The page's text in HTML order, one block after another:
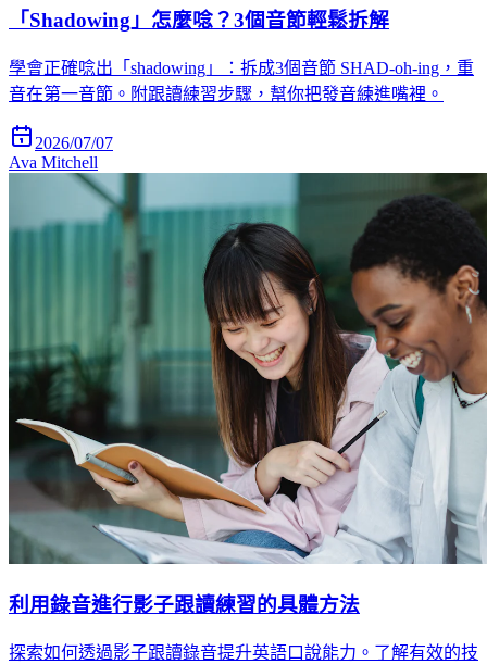
「Shadowing」怎麼唸？3個音節輕鬆拆解
學會正確唸出「shadowing」：拆成3個音節 SHAD-oh-ing，重
音在第一音節。附跟讀練習步驟，幫你把發音練進嘴裡。
2026/07/07
Ava Mitchell
利用錄音進行影子跟讀練習的具體方法
探索如何透過影子跟讀錄音提升英語口說能力。了解有效的技